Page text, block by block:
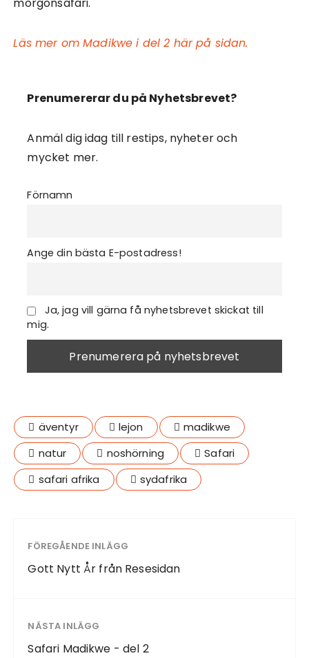
Läs mer om Madikwe i del 2 här på sidan.
Prenumererar du på Nyhetsbrevet?
Anmäl dig idag till restips, nyheter och
mycket mer.
Förnamn
Ange din bästa E-postadress!
Ja, jag vill gärna få nyhetsbrevet skickat till
mig.
äventyr lejon
madikwe
natur
noshörning
Safari
safari afrika
sydafrika
FÖREGÅENDE INLÄGG
Gott Nytt År från Resesidan
NÄSTA INLÄGG
Safari Madikwe - del 2